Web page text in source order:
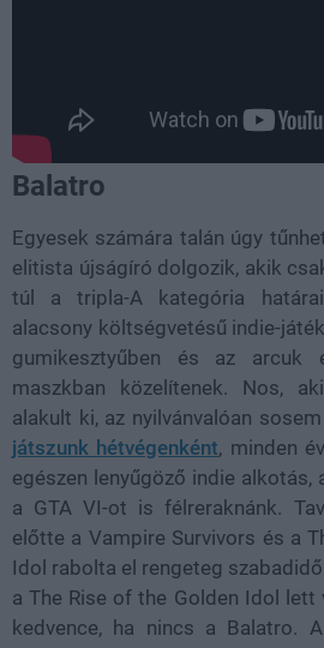
Balatro
Egyesek számára talán úgy
elitista újságíró dolgozik, akik
túl a tripla-A kategória
alacsony költségvetésű indie-
gumikesztyűben és az arcuk
maszkban közelítenek. Nos,
alakult ki, az nyilvánvalóan
játszunk hétvégenként, minden
egészen lenyűgöző indie alkotás,
a GTA VI-ot is félreraknánk.
előtte a Vampire Survivors és a
Idol rabolta el rengeteg
a The Rise of the Golden Idol lett
kedvence, ha nincs a Balatro.